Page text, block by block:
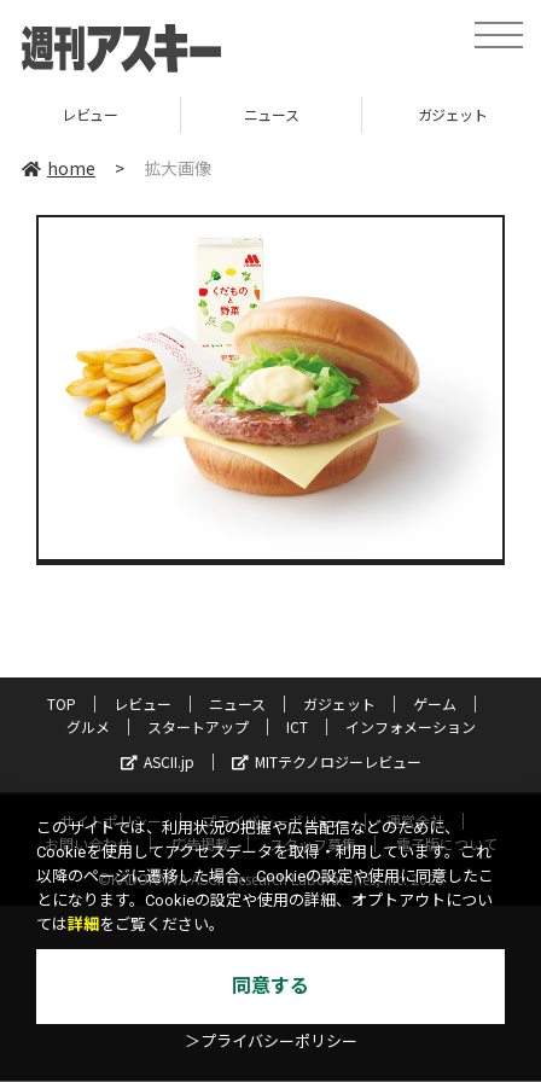
toggle
レビュー ニュース ガジェット
home > 拡大画像
TOP レビュー ニュース ガジェット
ゲーム
グルメ
スタートアップ ICT
インフォメーション
ASCII.jp
MITテクノロジーレビュー
サイトポリシー プライバシーポリシー
運営会社
お問い合わせ
広告掲載 スタッフ募集
電子版について
©KADOKAWA ASCII Research Laboratories, Inc. 2026
このサイトでは、利用状況の把握や広告配信などのために、
Cookieを使用してアクセスデータを取得・利用しています。これ
以降のページに遷移した場合、Cookieの設定や使用に同意したこ
とになります。Cookieの設定や使用の詳細、オプトアウトについ
ては詳細 をご覧ください。
同意する
＞プライバシーポリシー